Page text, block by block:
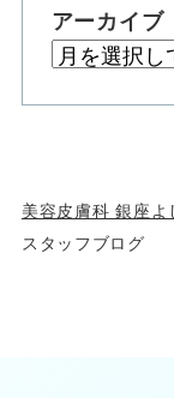
アーカイブ
美容皮膚科 銀座
スタッフブログ